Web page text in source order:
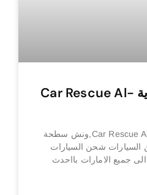
انقاذ سيارات الفاية Car Rescue Al-
انقاذ سيارات الفاية Car Rescue Al-Fay,ونش سطحة
شحن السيارات
جميع الامارات بااحدث